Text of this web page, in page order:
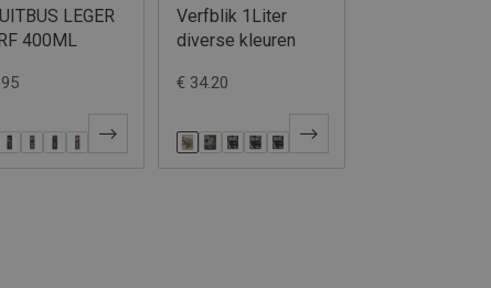
LEGER
400ML
Verfblik 1Liter
diverse kleuren
€ 34.20